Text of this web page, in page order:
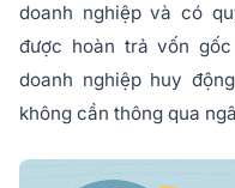
doanh nghiệp và có
được hoàn trả vốn
doanh nghiệp huy
không cần thông qua